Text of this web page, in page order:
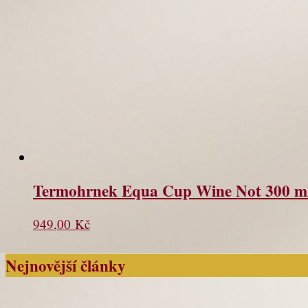
Termohrnek Equa Cup Wine Not 300
949,00 Kč
Nejnovější články